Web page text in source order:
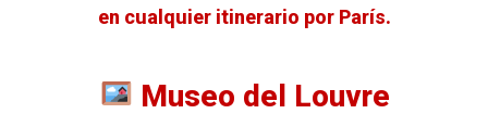
en cualquier itinerario por París.
Museo del Louvre